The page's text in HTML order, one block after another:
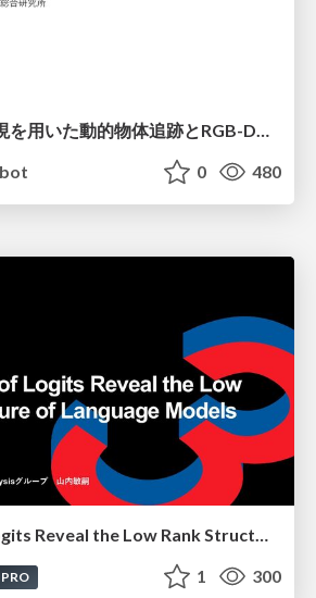
Dual Quadric表現を用いた動的物体追跡とRGB-D・IMU制約の密結合によるオドメトリ推定
0 480
Sequences of Logits Reveal the Low Rank Structure of Language Models
PRO 1 300